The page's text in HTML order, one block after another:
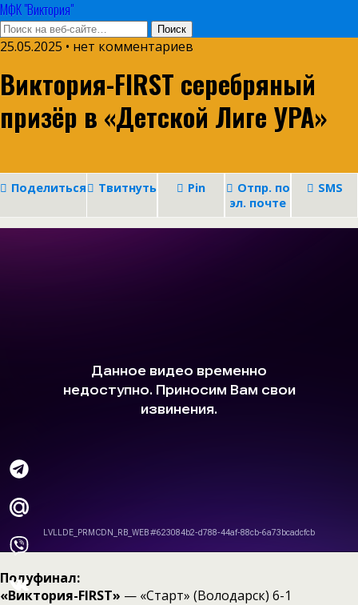
МФК "Виктория"
25.05.2025 • нет комментариев
Виктория-FIRST серебряный
призёр в «Детской Лиге УРА»
Поделиться Твитнуть Pin
Отпр. по
эл. почте
SMS
Полуфинал:
«Виктория-FIRST» — «Старт» (Володарск) 6-1